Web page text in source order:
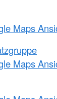
Maps
Maps